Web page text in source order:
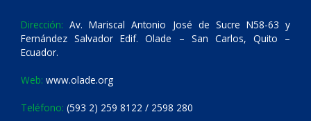
Dirección: Av. Mariscal Antonio José de Sucre N58-63 y
Fernández Salvador Edif. Olade – San Carlos, Quito –
Ecuador.
Web: www.olade.org
Teléfono: (593 2) 259 8122 / 2598 280